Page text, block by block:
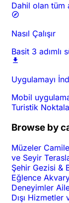
Dahil olan tüm
Nasıl Çalışır
Basit 3 adımlı
Uygulamayı
Mobil
Turistik
Browse by
Müzeler
ve Seyir
Şehir Gezisi &
Eğlence
Deneyimler
Dışı Hizmetler